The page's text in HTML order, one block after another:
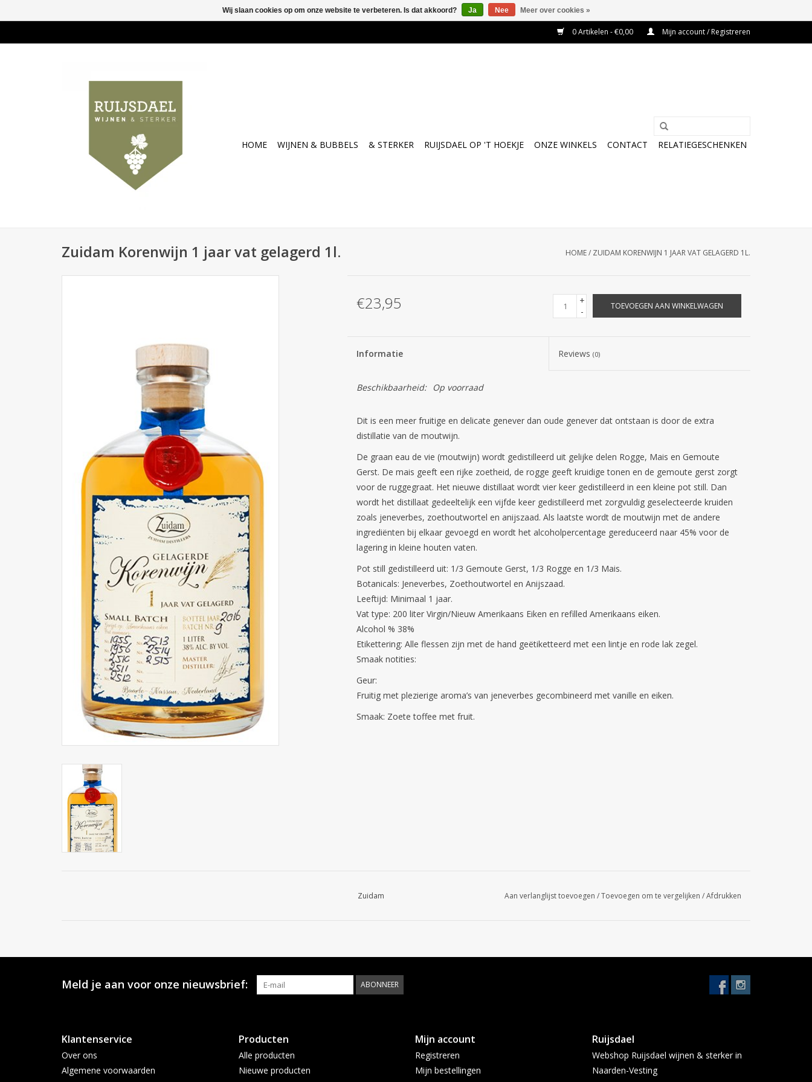
0 Artikelen - €0,00 Mijn account / Registreren
HOME WIJNEN & BUBBELS & STERKER RUIJSDAEL OP 'T HOEKJE ONZE WINKELS CONTACT RELATIEGESCHENKEN
Zuidam Korenwijn 1 jaar vat gelagerd 1l. HOME/ ZUIDAM KORENWIJN 1 JAAR VAT GELAGERD 1L.
€23,95
+
-
TOEVOEGEN AAN WINKELWAGEN
Informatie Reviews(0)
Beschikbaarheid: Op voorraad
Dit is een meer fruitige en delicate genever dan oude genever dat ontstaan is door de extra
distillatie van de moutwijn.
De graan eau de vie (moutwijn) wordt gedistilleerd uit gelijke delen Rogge, Mais en Gemoute
Gerst. De mais geeft een rijke zoetheid, de rogge geeft kruidige tonen en de gemoute gerst zorgt
voor de ruggegraat. Het nieuwe distillaat wordt vier keer gedistilleerd in een kleine pot still. Dan
wordt het distillaat gedeeltelijk een vijfde keer gedistilleerd met zorgvuldig geselecteerde kruiden
zoals jeneverbes, zoethoutwortel en anijszaad. Als laatste wordt de moutwijn met de andere
ingrediënten bij elkaar gevoegd en wordt het alcoholpercentage gereduceerd naar 45% voor de
lagering in kleine houten vaten.
Pot still gedistilleerd uit: 1/3 Gemoute Gerst, 1/3 Rogge en 1/3 Mais.
Botanicals: Jeneverbes, Zoethoutwortel en Anijszaad.
Leeftijd: Minimaal 1 jaar.
Vat type: 200 liter Virgin/Nieuw Amerikaans Eiken en refilled Amerikaans eiken.
Alcohol % 38%
Etikettering: Alle flessen zijn met de hand geëtiketteerd met een lintje en rode lak zegel.
Smaak notities:
Geur:
Fruitig met plezierige aroma’s van jeneverbes gecombineerd met vanille en eiken.
Smaak: Zoete toffee met fruit.
Zuidam Aan verlanglijst toevoegen /Toevoegen om te vergelijken /Afdrukken
Meld je aan voor onze nieuwsbrief: ABONNEER
Klantenservice
Over ons
Algemene voorwaarden
Producten
Alle producten
Nieuwe producten
Mijn account
Registreren
Mijn bestellingen
Ruijsdael
Webshop Ruijsdael wijnen & sterker in
Naarden-Vesting
Wij slaan cookies op om onze website te verbeteren. Is dat akkoord? Ja Nee Meer over cookies »